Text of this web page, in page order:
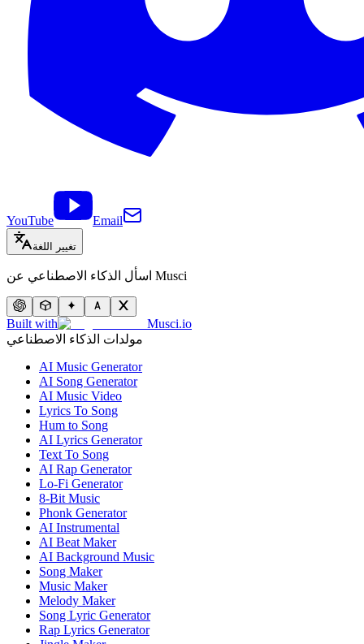
YouTube Email
تغيير اللغة
اسأل الذكاء الاصطناعي عن Musci
Built with
Musci.io
مولدات الذكاء الاصطناعي
AI Music Generator
AI Song Generator
AI Music Video
Lyrics To Song
Hum to Song
AI Lyrics Generator
Text To Song
AI Rap Generator
Lo-Fi Generator
8-Bit Music
Phonk Generator
AI Instrumental
AI Beat Maker
AI Background Music
Song Maker
Music Maker
Melody Maker
Song Lyric Generator
Rap Lyrics Generator